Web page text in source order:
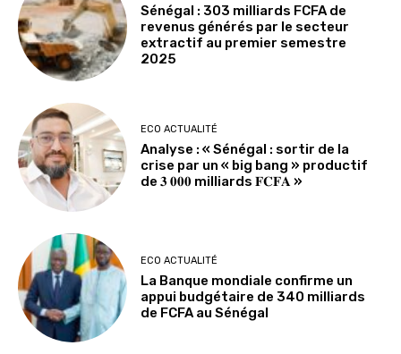
Sénégal : 303 milliards FCFA de
revenus générés par le secteur
extractif au premier semestre
2025
ECO ACTUALITÉ
Analyse : « Sénégal : sortir de la
crise par un « big bang » productif
de 𝟑 𝟎𝟎𝟎 milliards 𝐅𝐂𝐅𝐀 »
ECO ACTUALITÉ
La Banque mondiale confirme un
appui budgétaire de 340 milliards
de FCFA au Sénégal